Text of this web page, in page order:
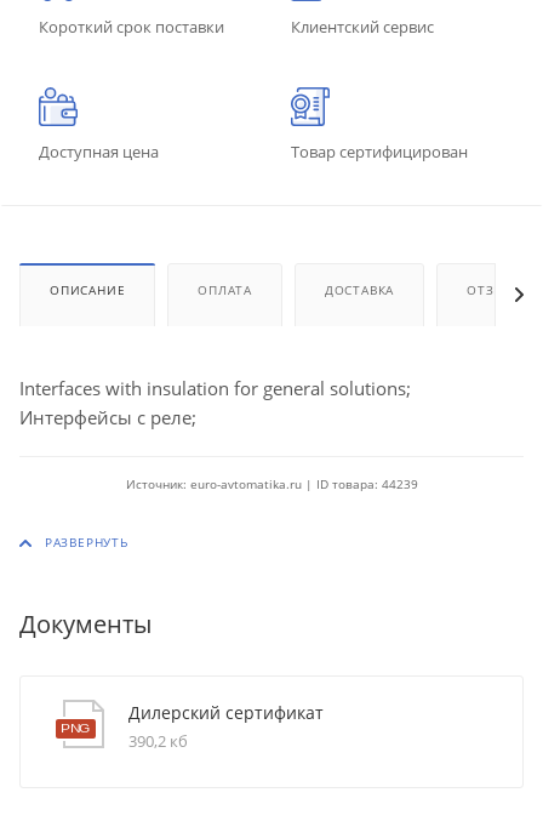
Короткий срок поставки Клиентский сервис
Доступная цена Товар сертифицирован
ОПИСАНИЕ ОПЛАТА ДОСТАВКА ОТЗЫВЫ
Interfaces with insulation for general solutions;
Интерфейсы с реле;
Источник: euro-avtomatika.ru | ID товара: 44239
Документы
Дилерский сертификат
390,2 кб